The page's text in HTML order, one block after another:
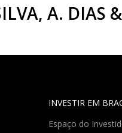
A. DIAS
INVESTIR EM
Espaço do